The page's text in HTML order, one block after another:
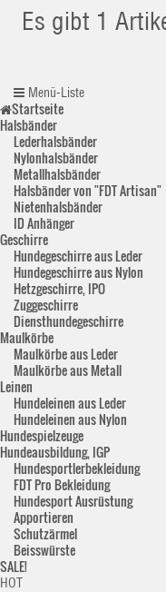
Es gibt 1
Menü-Liste
Startseite
Halsbänder
Lederhalsbänder
Nylonhalsbänder
Metallhalsbänder
Halsbänder von "FDT Artisan"
Nietenhalsbänder
ID Anhänger
Geschirre
Hundegeschirre aus Leder
Hundegeschirre aus Nylon
Hetzgeschirre, IPO
Zuggeschirre
Diensthundegeschirre
Maulkörbe
Maulkörbe aus Leder
Maulkörbe aus Metall
Leinen
Hundeleinen aus Leder
Hundeleinen aus Nylon
Hundespielzeuge
Hundeausbildung, IGP
Hundesportlerbekleidung
FDT Pro Bekleidung
Hundesport Ausrüstung
Apportieren
Schutzärmel
Beisswürste
SALE!
HOT